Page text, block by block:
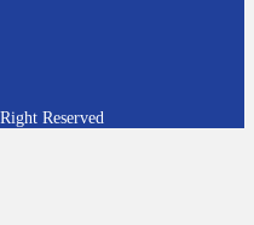
Reserved